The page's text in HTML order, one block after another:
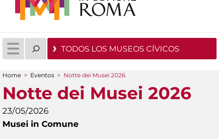
TODOS LOS MUSEOS CÍVICOS
You are here
Home > Eventos > Notte dei Musei 2026
Notte dei Musei 2026
23/05/2026
Musei in Comune